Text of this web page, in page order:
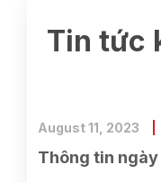
Tin tức
Thông tin
August 11, 2023